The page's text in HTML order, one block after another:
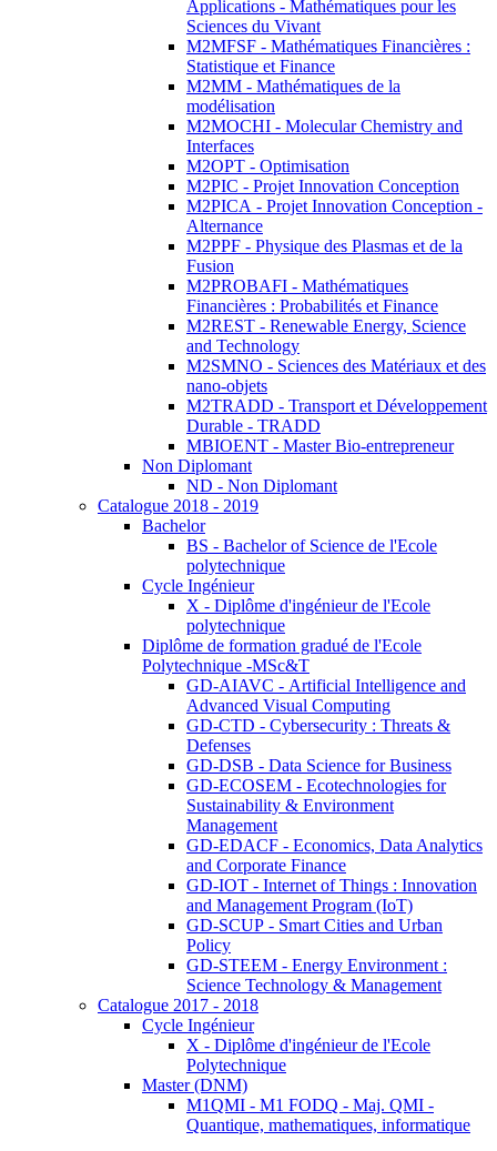
Applications - Mathématiques pour les
Sciences du Vivant
M2MFSF - Mathématiques Financières :
Statistique et Finance
M2MM - Mathématiques de la
modélisation
M2MOCHI - Molecular Chemistry and
Interfaces
M2OPT - Optimisation
M2PIC - Projet Innovation Conception
M2PICA - Projet Innovation Conception -
Alternance
M2PPF - Physique des Plasmas et de la
Fusion
M2PROBAFI - Mathématiques
Financières : Probabilités et Finance
M2REST - Renewable Energy, Science
and Technology
M2SMNO - Sciences des Matériaux et des
nano-objets
M2TRADD - Transport et Développement
Durable - TRADD
MBIOENT - Master Bio-entrepreneur
Non Diplomant
ND - Non Diplomant
Catalogue 2018 - 2019
Bachelor
BS - Bachelor of Science de l'Ecole
polytechnique
Cycle Ingénieur
X - Diplôme d'ingénieur de l'Ecole
polytechnique
Diplôme de formation gradué de l'Ecole
Polytechnique -MSc&T
GD-AIAVC - Artificial Intelligence and
Advanced Visual Computing
GD-CTD - Cybersecurity : Threats &
Defenses
GD-DSB - Data Science for Business
GD-ECOSEM - Ecotechnologies for
Sustainability & Environment
Management
GD-EDACF - Economics, Data Analytics
and Corporate Finance
GD-IOT - Internet of Things : Innovation
and Management Program (IoT)
GD-SCUP - Smart Cities and Urban
Policy
GD-STEEM - Energy Environment :
Science Technology & Management
Catalogue 2017 - 2018
Cycle Ingénieur
X - Diplôme d'ingénieur de l'Ecole
Polytechnique
Master (DNM)
M1QMI - M1 FODQ - Maj. QMI -
Quantique, mathematiques, informatique